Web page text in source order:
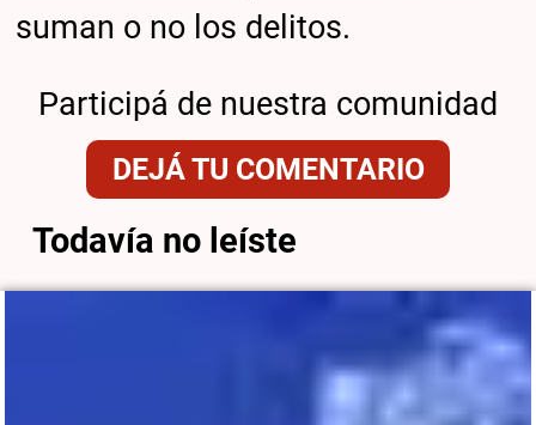
suman o no los delitos.
Participá de nuestra comunidad
DEJÁ TU COMENTARIO
Todavía no leíste